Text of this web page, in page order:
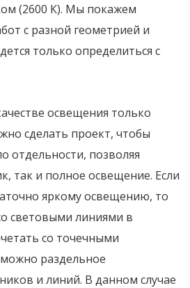
(2600 К). Мы покажем
с разной геометрией и
только определиться с
освещения только
сделать проект, чтобы
отдельности, позволяя
так и полное освещение. Если
яркому освещению, то
световыми линиями в
со точечными
раздельное
и линий. В данном случае